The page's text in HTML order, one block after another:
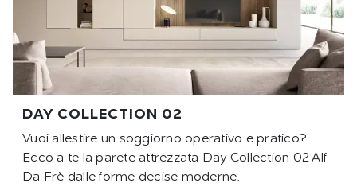
DAY COLLECTION 02
Vuoi allestire un soggiorno operativo e pratico?
Ecco a te la parete attrezzata Day Collection 02 Alf
Da Frè dalle forme decise moderne.